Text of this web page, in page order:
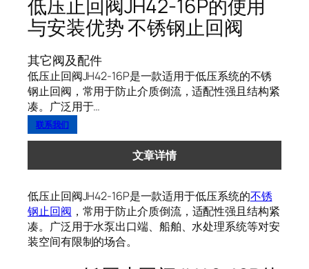
低压止回阀JH42-16P的使用
与安装优势 不锈钢止回阀
其它阀及配件
低压止回阀JH42-16P是一款适用于低压系统的不锈
钢止回阀，常用于防止介质倒流，适配性强且结构紧
凑。广泛用于…
联系我们
文章详情
低压止回阀JH42-16P是一款适用于低压系统的不锈
钢止回阀 ，常用于防止介质倒流，适配性强且结构紧
凑。广泛用于水泵出口端、船舶、水处理系统等对安
装空间有限制的场合。